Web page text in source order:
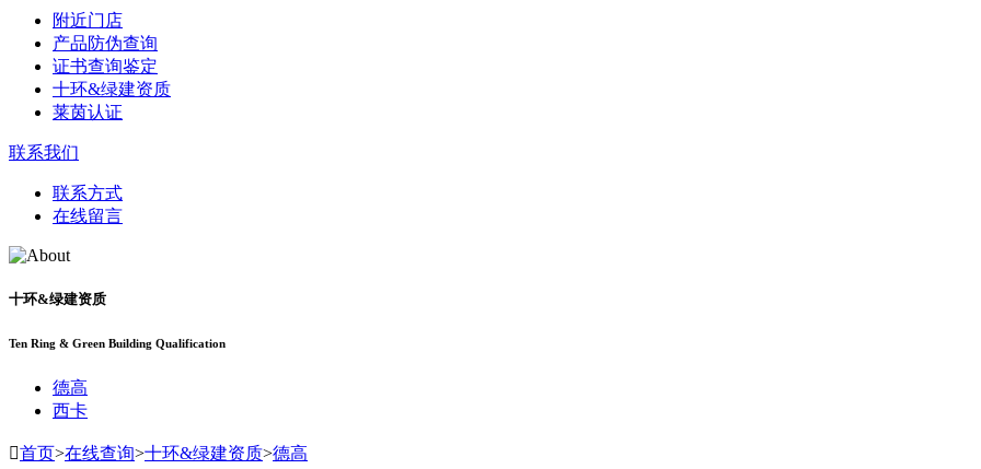
附近门店
产品防伪查询
证书查询鉴定
十环&绿建资质
莱茵认证
联系我们
联系方式
在线留言
十环&绿建资质
Ten Ring & Green Building Qualification
德高
西卡
首页>在线查询>十环&绿建资质>德高